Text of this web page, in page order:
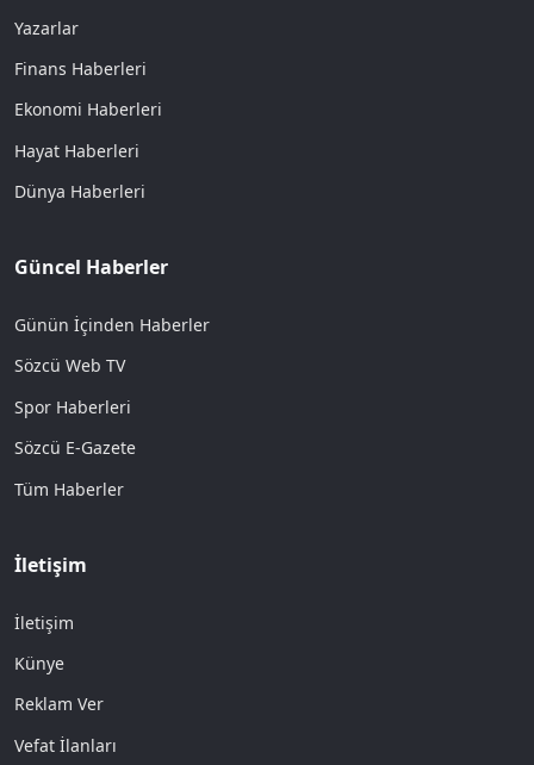
Yazarlar
Finans Haberleri
Ekonomi Haberleri
Hayat Haberleri
Dünya Haberleri
Güncel Haberler
Günün İçinden Haberler
Sözcü Web TV
Spor Haberleri
Sözcü E-Gazete
Tüm Haberler
İletişim
İletişim
Künye
Reklam Ver
Vefat İlanları